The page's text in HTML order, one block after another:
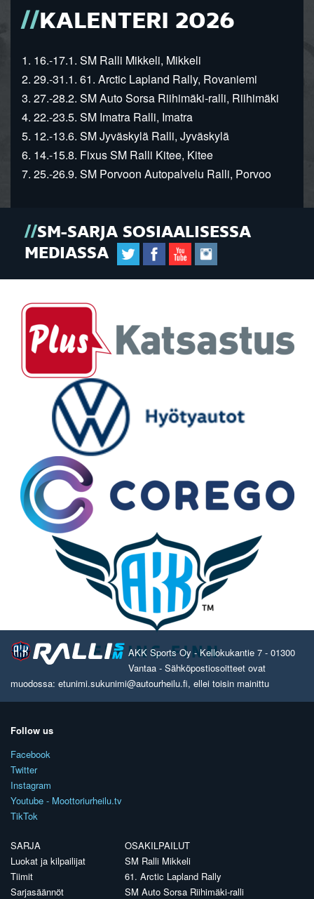
KALENTERI 2026
1. 16.-17.1. SM Ralli Mikkeli, Mikkeli
2. 29.-31.1. 61. Arctic Lapland Rally, Rovaniemi
3. 27.-28.2. SM Auto Sorsa Riihimäki-ralli, Riihimäki
4. 22.-23.5. SM Imatra Ralli, Imatra
5. 12.-13.6. SM Jyväskylä Ralli, Jyväskylä
6. 14.-15.8. Fixus SM Ralli Kitee, Kitee
7. 25.-26.9. SM Porvoon Autopalvelu Ralli, Porvoo
SM-SARJA SOSIAALISESSA
MEDIASSA
AKK Sports Oy - Kellokukantie 7 - 01300
Vantaa - Sähköpostiosoitteet ovat
muodossa: etunimi.sukunimi@autourheilu.fi, ellei toisin mainittu
Follow us
Facebook
Twitter
Instagram
Youtube - Moottoriurheilu.tv
TikTok
SARJA
Luokat ja kilpailijat
Tiimit
Sarjasäännöt
OSAKILPAILUT
SM Ralli Mikkeli
61. Arctic Lapland Rally
SM Auto Sorsa Riihimäki-ralli